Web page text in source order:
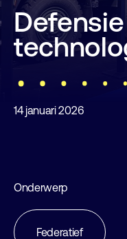
14 januari 2026
Onderwerp
Federatief